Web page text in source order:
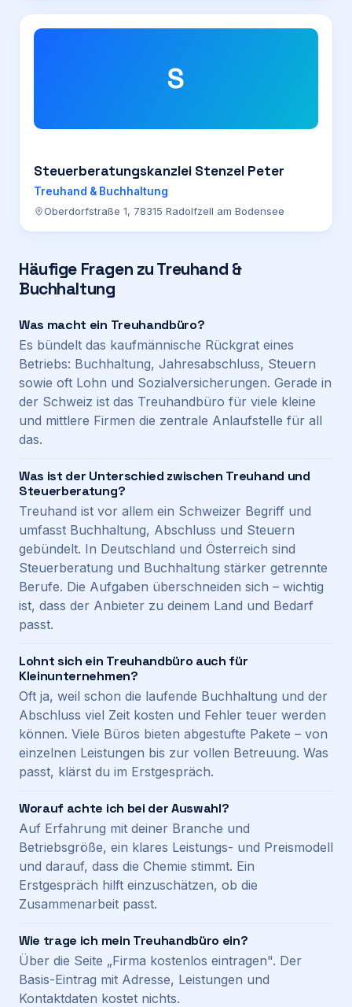
S
Steuerberatungskanzlei Stenzel Peter
Treuhand & Buchhaltung
Oberdorfstraße 1, 78315 Radolfzell am Bodensee
Häufige Fragen zuTreuhand &
Buchhaltung
Was macht ein Treuhandbüro?
Es bündelt das kaufmännische Rückgrat eines
Betriebs: Buchhaltung, Jahresabschluss, Steuern
sowie oft Lohn und Sozialversicherungen. Gerade in
der Schweiz ist das Treuhandbüro für viele kleine
und mittlere Firmen die zentrale Anlaufstelle für all
das.
Was ist der Unterschied zwischen Treuhand und
Steuerberatung?
Treuhand ist vor allem ein Schweizer Begriff und
umfasst Buchhaltung, Abschluss und Steuern
gebündelt. In Deutschland und Österreich sind
Steuerberatung und Buchhaltung stärker getrennte
Berufe. Die Aufgaben überschneiden sich – wichtig
ist, dass der Anbieter zu deinem Land und Bedarf
passt.
Lohnt sich ein Treuhandbüro auch für
Kleinunternehmen?
Oft ja, weil schon die laufende Buchhaltung und der
Abschluss viel Zeit kosten und Fehler teuer werden
können. Viele Büros bieten abgestufte Pakete – von
einzelnen Leistungen bis zur vollen Betreuung. Was
passt, klärst du im Erstgespräch.
Worauf achte ich bei der Auswahl?
Auf Erfahrung mit deiner Branche und
Betriebsgröße, ein klares Leistungs- und Preismodell
und darauf, dass die Chemie stimmt. Ein
Erstgespräch hilft einzuschätzen, ob die
Zusammenarbeit passt.
Wie trage ich mein Treuhandbüro ein?
Über die Seite „Firma kostenlos eintragen". Der
Basis-Eintrag mit Adresse, Leistungen und
Kontaktdaten kostet nichts.